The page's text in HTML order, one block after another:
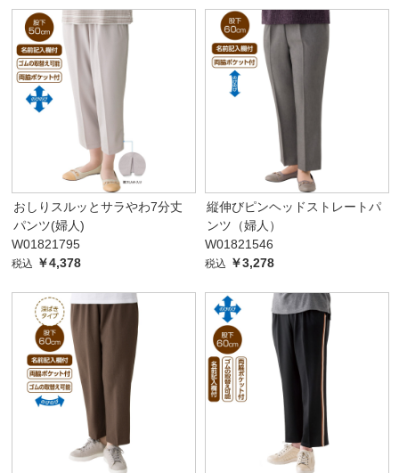
おしりスルッとサラやわ7分丈
パンツ(婦人)
W01821795
税込 ￥4,378
縦伸びピンヘッドストレートパ
ンツ（婦人）
W01821546
税込 ￥3,278